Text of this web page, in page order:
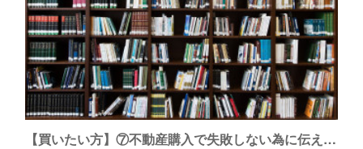
【買いたい方】⑦不動産購入で失敗しない為に伝えたい7つのこと（保護制度編）